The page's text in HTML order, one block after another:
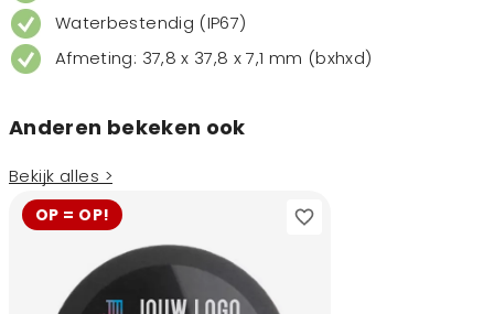
Waterbestendig (IP67)
Afmeting: 37,8 x 37,8 x 7,1 mm (bxhxd)
Anderen bekeken ook
Bekijk alles >
OP = OP!